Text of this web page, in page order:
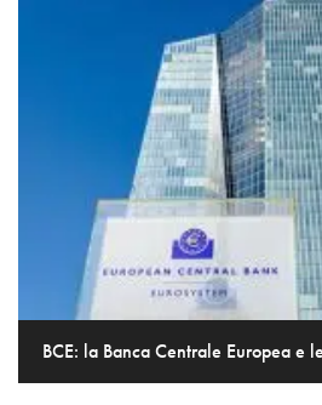
BCE: la Banca Centrale Europea e